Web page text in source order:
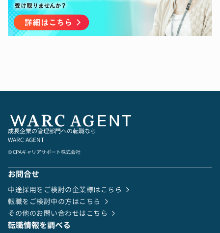
【私たちがやりたいけどまだできていないこと】
「ものづくり産業のポテンシャル解放」というと
てつもない目標を実現する強いGTM組織を支える
いうミッションの実現をグローバルで成し遂げて
行きたいと考えております。
現在、ベトナム、タイ、アメリカに子会社を有し
ており、特に、製造業としてもソフトウェア産業
と考えています。また、将来的に、他の国に進出
していく際には、そこで培った横断的な知見を活
単なる子会社管理にとどまらず、グローバルでの
とに挑戦したい方を求めています。
成長企業の管理部門への転職なら
WARC AGENT
© CPAキャリアサポート株式会社
お問合せ
中途採用をご検討の企業様はこちら
転職をご検討中の方はこちら
その他のお問い合わせはこちら
転職情報を調べる